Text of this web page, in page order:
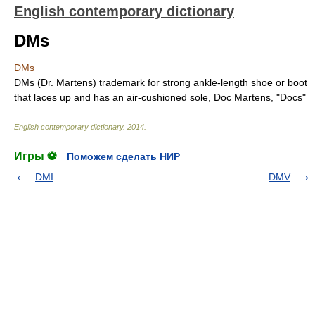
English contemporary dictionary
DMs
DMs
DMs (Dr. Martens) trademark for strong ankle-length shoe or boot
that laces up and has an air-cushioned sole, Doc Martens, "Docs"
English contemporary dictionary. 2014
Игры ⚽
Поможем сделать НИР
DMI
DMV